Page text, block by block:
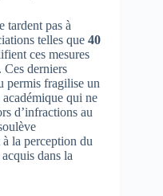
tardent pas à
telles que 40
ces mesures
Ces derniers
permis fragilise un
qui ne
d’infractions au
la perception du
dans la